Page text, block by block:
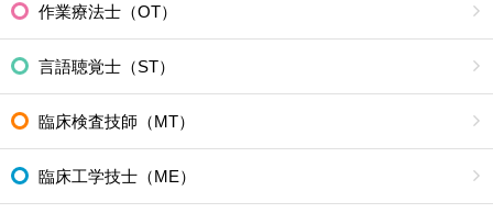
作業療法士（OT）
言語聴覚士（ST）
臨床検査技師（MT）
臨床工学技士（ME）